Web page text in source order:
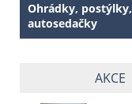
Ohrádky, postýlky,
autosedačky
AKCE